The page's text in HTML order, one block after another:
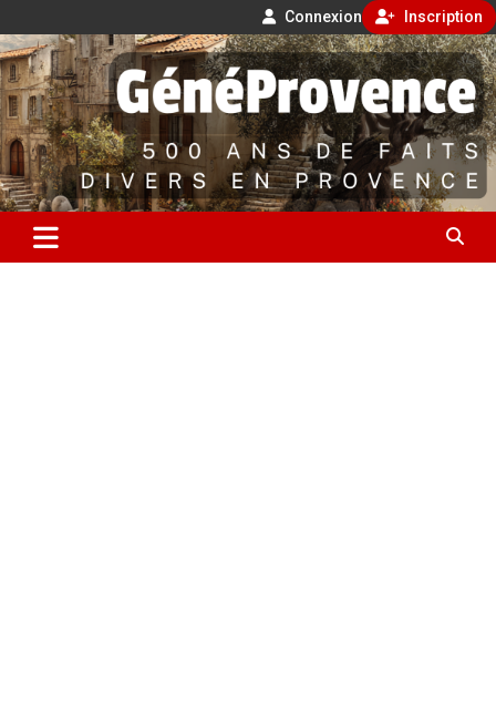
Connexion Inscription
Aller
au
contenu
GénéProvence
500 ans de faits divers en Provence